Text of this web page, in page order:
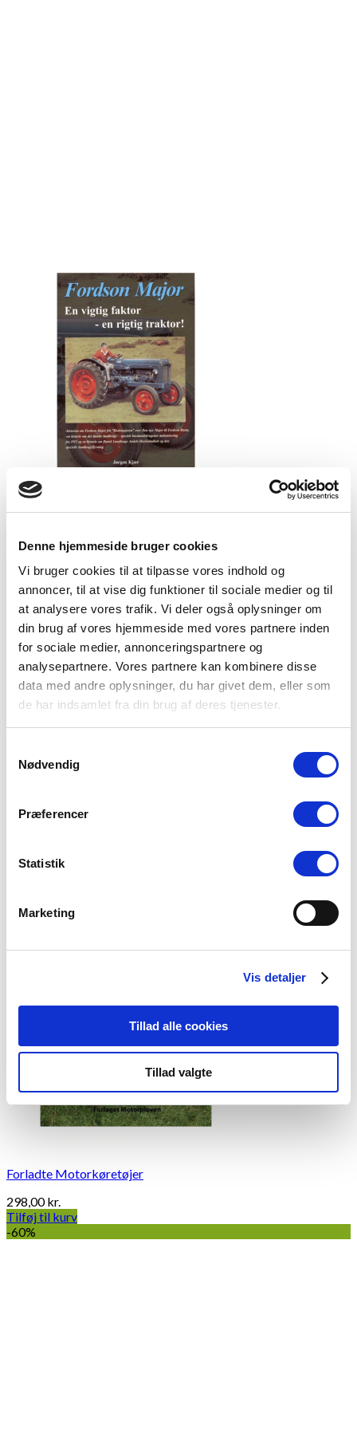
Denne hjemmeside bruger cookies
Vi bruger cookies til at tilpasse vores indhold og
annoncer, til at vise dig funktioner til sociale medier og til
at analysere vores trafik. Vi deler også oplysninger om
din brug af vores hjemmeside med vores partnere inden
for sociale medier, annonceringspartnere og
analysepartnere. Vores partnere kan kombinere disse
data med andre oplysninger, du har givet dem, eller som
de har indsamlet fra din brug af deres tjenester.
Nødvendig
Præferencer
Statistik
Marketing
Vis detaljer
Tillad alle cookies
Tillad valgte
Fordson Major
298,00kr.
Forladte Motorkøretøjer
298,00kr.
Tilføj til kurv
-60%